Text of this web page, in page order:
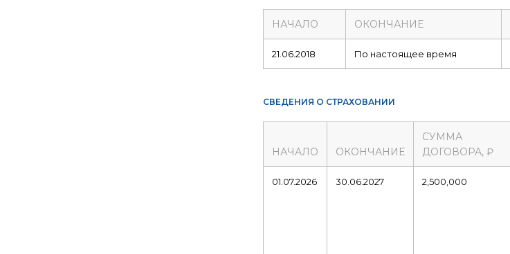
НАЧАЛО ОКОНЧАНИЕ
21.06.2018 По настоящее время
СВЕДЕНИЯ О СТРАХОВАНИИ
НАЧАЛО ОКОНЧАНИЕ
СУММА
ДОГОВОРА, ₽
01.07.2026 30.06.2027 2,500,000